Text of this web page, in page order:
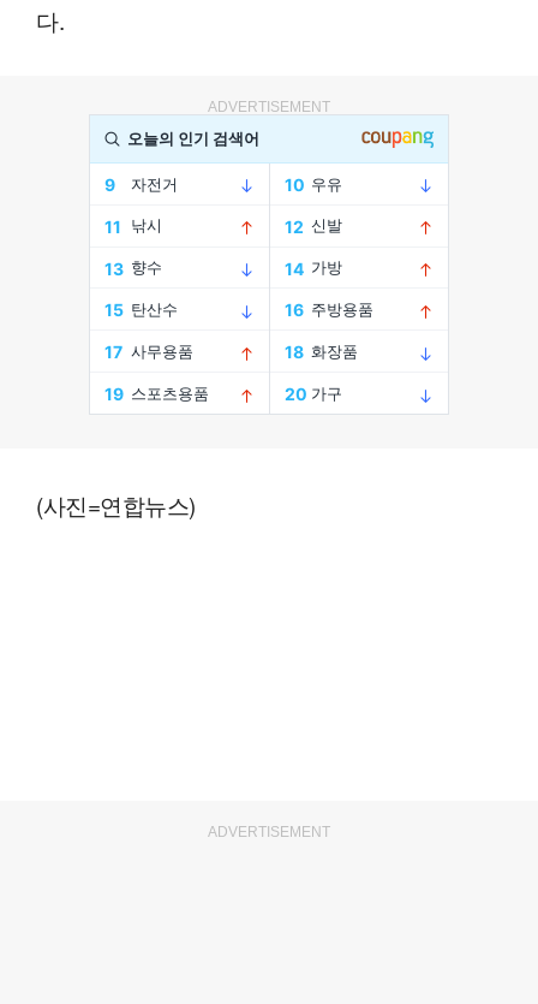
다.
ADVERTISEMENT
(사진=연합뉴스)
ADVERTISEMENT